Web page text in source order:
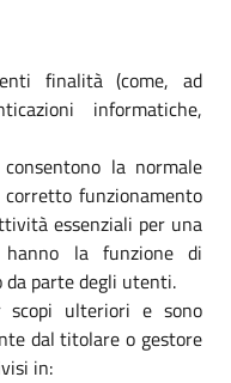
finalità (come, ad
informatiche,
la normale
funzionamento
essenziali per una
la funzione di
da parte degli utenti.
scopi ulteriori e sono
dal titolare o gestore
in: